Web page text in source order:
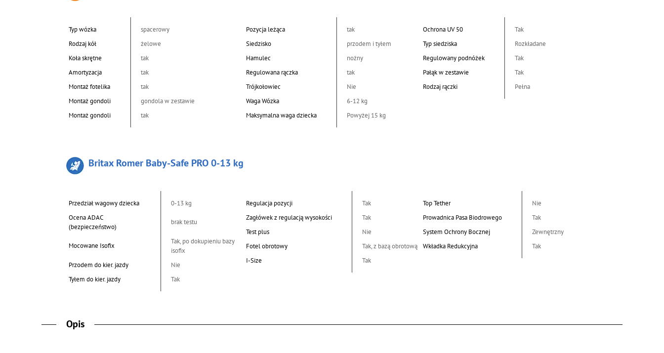
Typ wózka
spacerowy
Rodzaj kół
żelowe
Koła skrętne
tak
Amortyzacja
tak
Montaż fotelika
tak
Montaż gondoli
gondola w zestawie
Montaż gondoli
tak
Pozycja leżąca
tak
Siedzisko
przodem i tyłem
Hamulec
nożny
Regulowana rączka
tak
Trójkołowiec
Nie
Waga Wózka
6-12 kg
Maksymalna waga dziecka
Powyżej 15 kg
Ochrona UV 50
Tak
Typ siedziska
Rozkładane
Regulowany podnóżek
Tak
Pałąk w zestawie
Tak
Rodzaj rączki
Pełna
Britax Romer Baby-Safe PRO 0-13 kg
Przedział wagowy dziecka
0-13 kg
Ocena ADAC
(bezpieczeństwo)
brak testu
Mocowane Isofix
Tak, po dokupieniu bazy
isofix
Przodem do kier. jazdy
Nie
Tyłem do kier. jazdy
Tak
Regulacja pozycji
Tak
Zagłówek z regulacją wysokości
Tak
Test plus
Nie
Fotel obrotowy
Tak, z bazą obrotową
I-Size
Tak
Top Tether
Nie
Prowadnica Pasa Biodrowego
Tak
System Ochrony Bocznej
Zewnętrzny
Wkładka Redukcyjna
Tak
Opis